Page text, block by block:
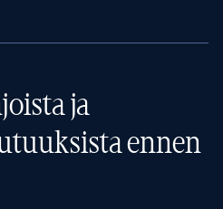
ja
ennen